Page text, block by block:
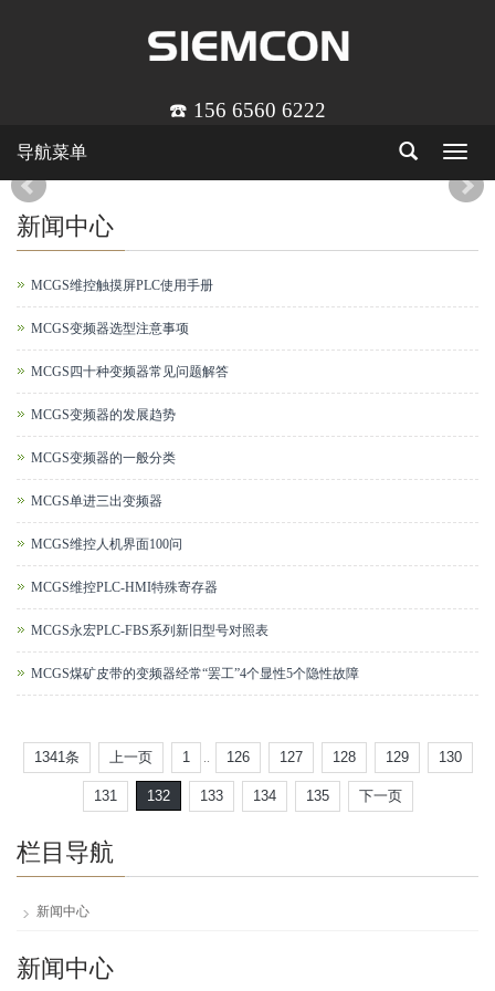
☎️ 156 6560 6222
Toggle
导航菜单
新闻中心
MCGS维控触摸屏PLC使用手册
MCGS变频器选型注意事项
MCGS四十种变频器常见问题解答
MCGS变频器的发展趋势
MCGS变频器的一般分类
MCGS单进三出变频器
MCGS维控人机界面100问
MCGS维控PLC-HMI特殊寄存器
MCGS永宏PLC-FBS系列新旧型号对照表
MCGS煤矿皮带的变频器经常“罢工”4个显性5个隐性故障
1341条 上一页 1 .. 126 127 128 129 130
131 132 133 134 135 下一页
栏目导航
新闻中心
新闻中心